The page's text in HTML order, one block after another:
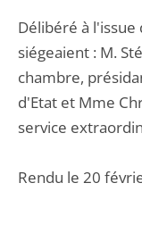
Délibéré à l'issue
siégeaient : M.
chambre,
d'Etat et Mme
service
Rendu le 20